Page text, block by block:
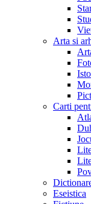
Arta si
Carti
Eseistica